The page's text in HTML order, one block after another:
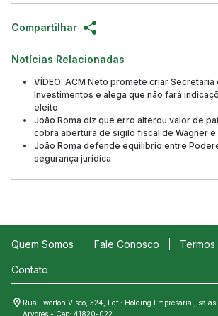
Compartilhar
Notícias Relacionadas
VÍDEO: ACM Neto promete criar Secretaria
Investimentos e alega que não fará
eleito
João Roma diz que erro alterou valor de
cobra abertura de sigilo fiscal de Wagner e
João Roma defende equilíbrio entre
segurança jurídica
Quem Somos Fale Conosco Termos
Contato
Rua Ewerton Visco, 324, Edf.: Holding Empresarial,
Árvores - Cep: 41820-022